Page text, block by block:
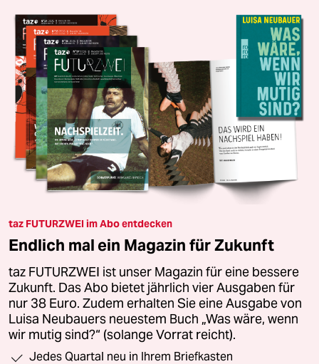
taz FUTURZWEI im Abo entdecken
Endlich mal ein Magazin für Zukunft
taz FUTURZWEI ist unser Magazin für eine bessere
Zukunft. Das Abo bietet jährlich vier Ausgaben für
nur 38 Euro. Zudem erhalten Sie eine Ausgabe von
Luisa Neubauers neuestem Buch „Was wäre, wenn
wir mutig sind?“ (solange Vorrat reicht).
Jedes Quartal neu in Ihrem Briefkasten